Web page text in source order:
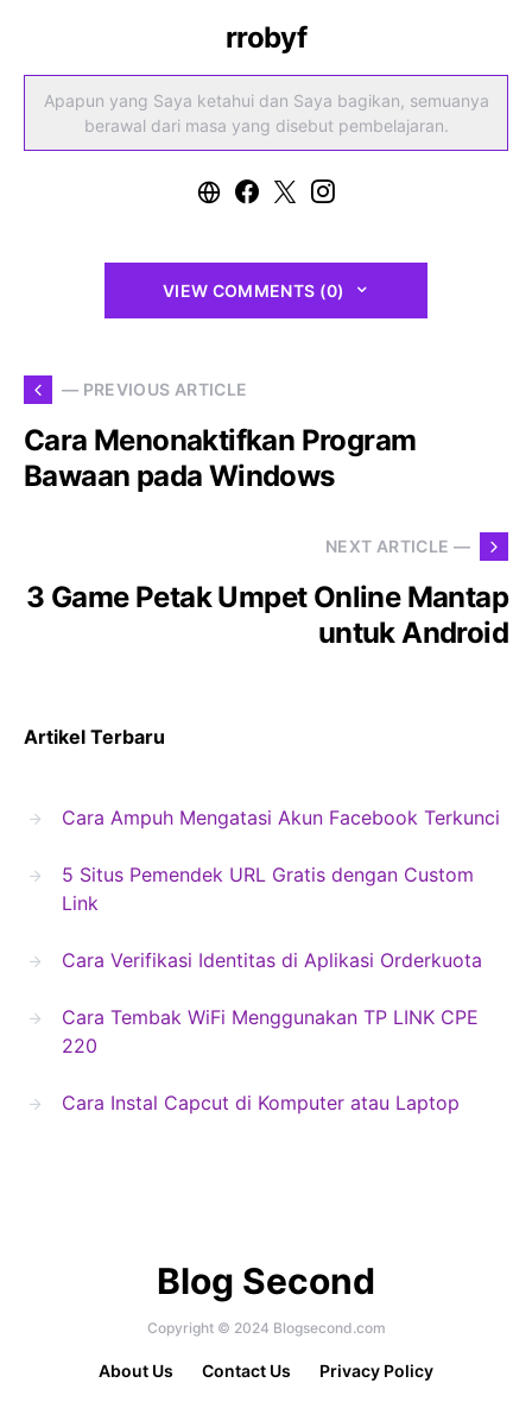
rrobyf
Apapun yang Saya ketahui dan Saya bagikan, semuanya
berawal dari masa yang disebut pembelajaran.
VIEW COMMENTS (0)
— PREVIOUS ARTICLE
Cara Menonaktifkan Program
Bawaan pada Windows
NEXT ARTICLE —
3 Game Petak Umpet Online Mantap
untuk Android
Artikel Terbaru
Cara Ampuh Mengatasi Akun Facebook Terkunci
5 Situs Pemendek URL Gratis dengan Custom
Link
Cara Verifikasi Identitas di Aplikasi Orderkuota
Cara Tembak WiFi Menggunakan TP LINK CPE
220
Cara Instal Capcut di Komputer atau Laptop
Blog Second
Copyright © 2024 Blogsecond.com
About Us Contact Us Privacy Policy